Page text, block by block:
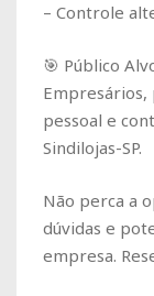
– Controle
🎯 Público
Empresários,
pessoal e
Sindilojas-SP.
Não perca a
dúvidas e
empresa.